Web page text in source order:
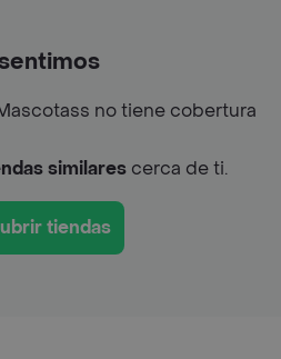
no tiene cobertura
similarescerca de ti.
tiendas